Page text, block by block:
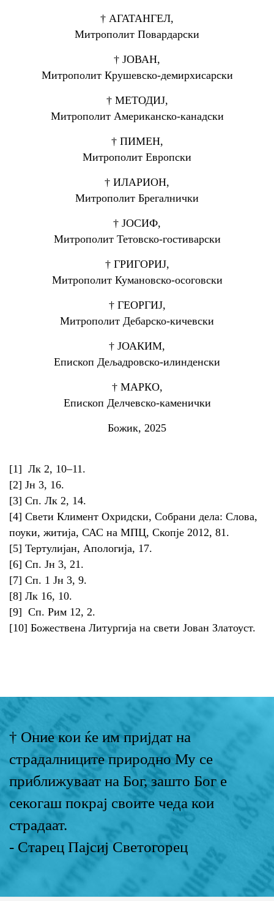
† АГАТАНГЕЛ,
Митрополит Повардарски
† ЈОВАН,
Митрополит Крушевско-демирхисарски
† МЕТОДИЈ,
Митрополит Американско-канадски
† ПИМЕН,
Митрополит Европски
† ИЛАРИОН,
Митрополит Брегалнички
† ЈОСИФ,
Митрополит Тетовско-гостиварски
† ГРИГОРИЈ,
Митрополит Кумановско-осоговски
† ГЕОРГИЈ,
Митрополит Дебарско-кичевски
† ЈОАКИМ,
Епископ Дељадровско-илинденски
† МАРКО,
Епископ Делчевско-каменички
Божик, 2025
[1] Лк 2, 10–11.
[2] Јн 3, 16.
[3] Сп. Лк 2, 14.
[4] Свети Климент Охридски, Собрани дела: Слова,
поуки, житија, САС на МПЦ, Скопје 2012, 81.
[5] Тертулијан, Апологија, 17.
[6] Сп. Јн 3, 21.
[7] Сп. 1 Јн 3, 9.
[8] Лк 16, 10.
[9] Сп. Рим 12, 2.
[10] Божествена Литургија на свети Јован Златоуст.
† Оние кои ќе им пријдат на
страдалниците природно Му се
приближуваат на Бог, зашто Бог е
секогаш покрај своите чеда кои
страдаат.
- Старец Пајсиј Светогорец